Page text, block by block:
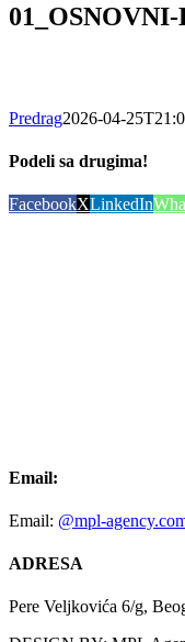
Predrag2026-04-
Podeli sa drugima!
FacebookXLinkedIn
Email:
Email: @mpl-
ADRESA
Pere Veljkovića 6/g,